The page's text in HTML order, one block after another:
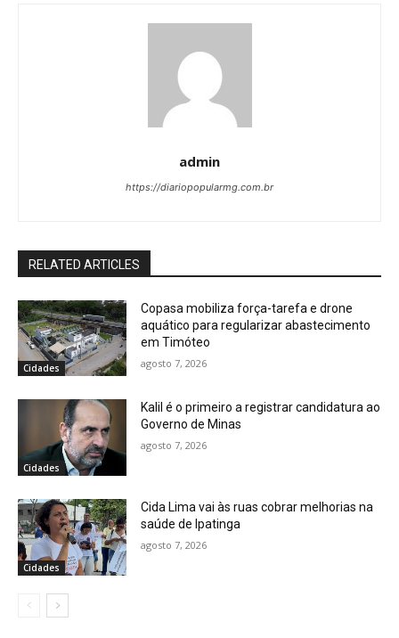
admin
https://diariopopularmg.com.br
RELATED ARTICLES
Cidades
Copasa mobiliza força-tarefa e drone
aquático para regularizar abastecimento
em Timóteo
agosto 7, 2026
Cidades
Kalil é o primeiro a registrar candidatura ao
Governo de Minas
agosto 7, 2026
Cidades
Cida Lima vai às ruas cobrar melhorias na
saúde de Ipatinga
agosto 7, 2026